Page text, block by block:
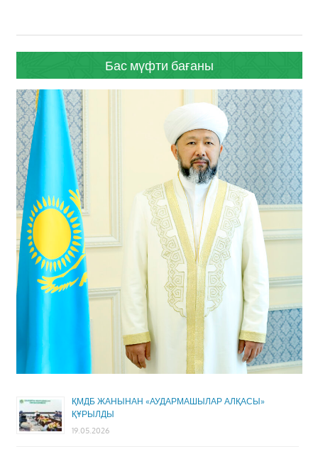
Бас мүфти бағаны
ҚМДБ ЖАНЫНАН «АУДАРМАШЫЛАР АЛҚАСЫ»
ҚҰРЫЛДЫ
19.05.2026